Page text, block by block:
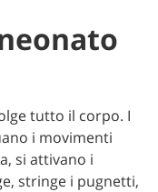
tutto il corpo. I
i movimenti
si attivano i
stringe i pugnetti,